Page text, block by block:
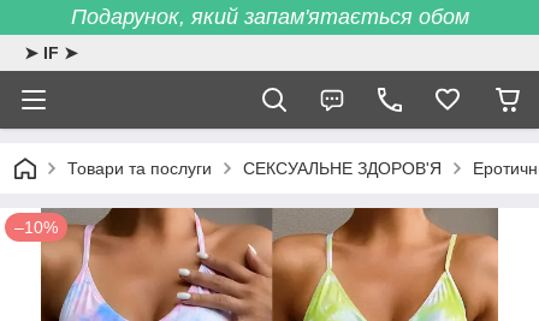
Подарунок, який запам'ятається обом
➤ IF ➤
Товари та послуги СЕКСУАЛЬНЕ ЗДОРОВ'Я
–10%